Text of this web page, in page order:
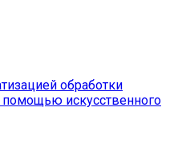
обработки
искусственного